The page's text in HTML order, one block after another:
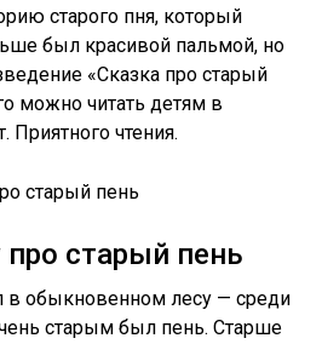
старого пня, который
был красивой пальмой, но
«Сказка про старый
можно читать детям в
Приятного чтения.
про старый пень
обыкновенном лесу — среди
старым был пень. Старше